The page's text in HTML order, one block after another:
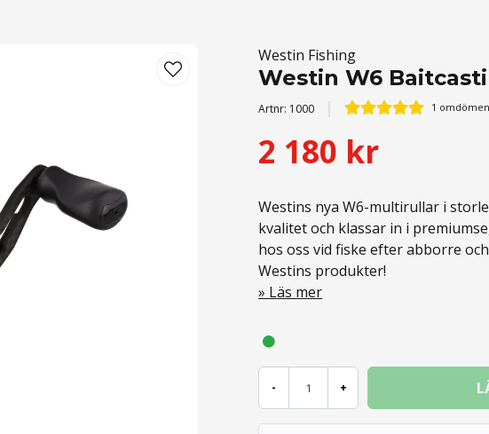
Westin Fishing
Westin W6
Artnr: 1000 1 omdömen
2 180 kr
Westins nya W6-multirullar i
kvalitet och klassar in i
hos oss vid fiske efter abborre
Westins produkter!
Läs mer
- +